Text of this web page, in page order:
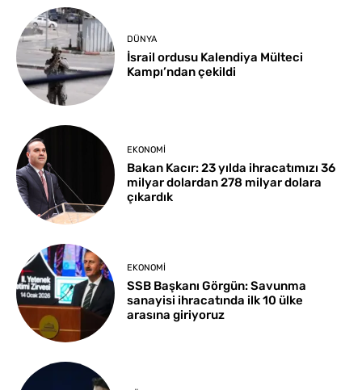
DÜNYA
İsrail ordusu Kalendiya Mülteci
Kampı’ndan çekildi
EKONOMI
Bakan Kacır: 23 yılda ihracatımızı 36
milyar dolardan 278 milyar dolara
çıkardık
EKONOMI
SSB Başkanı Görgün: Savunma
sanayisi ihracatında ilk 10 ülke
arasına giriyoruz